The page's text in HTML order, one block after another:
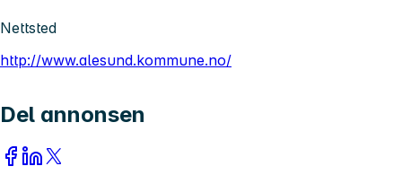
Nettsted
http://www.alesund.kommune.no/
Del annonsen